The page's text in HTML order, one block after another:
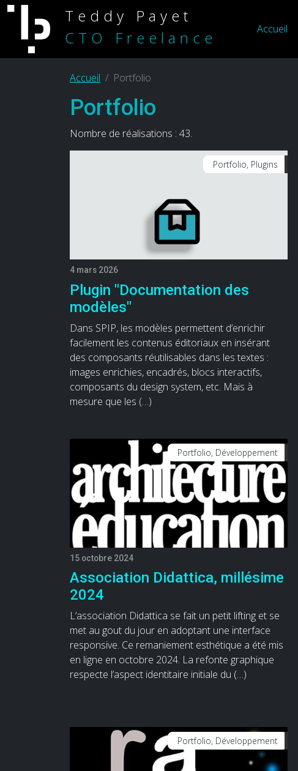
Teddy Payet
CTO Freelance
Accueil
Accueil Portfolio
Portfolio
Nombre de réalisations : 43.
Portfolio, Plugins
4 mars 2026
Plugin "Documentation des
modèles"
Dans SPIP, les modèles permettent d’enrichir
facilement les contenus éditoriaux en insérant
des composants réutilisables dans les textes :
images enrichies, encadrés, blocs interactifs,
composants du design system, etc. Mais à
mesure que les (…)
Portfolio, Développement
15 octobre 2024
Association Didattica, millésime
2024
L’association Didattica se fait un petit lifting et se
met au gout du jour en adoptant une interface
responsive. Ce remaniement esthétique a été mis
en ligne en octobre 2024. La refonte graphique
respecte l’aspect identitaire initiale du (…)
Portfolio, Développement